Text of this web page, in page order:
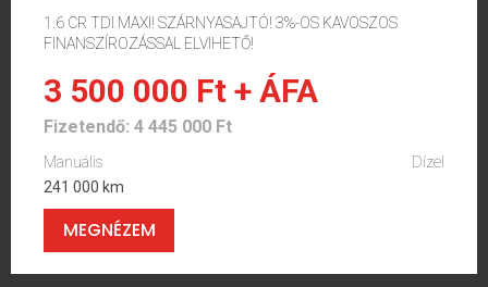
1.6 CR TDI MAXI! SZÁRNYASAJTÓ! 3%-OS KAVOSZOS
FINANSZÍROZÁSSAL ELVIHETŐ!
3 500 000 Ft + ÁFA
Fizetendő: 4 445 000 Ft
Manuális
Dízel
241 000 km
MEGNÉZEM